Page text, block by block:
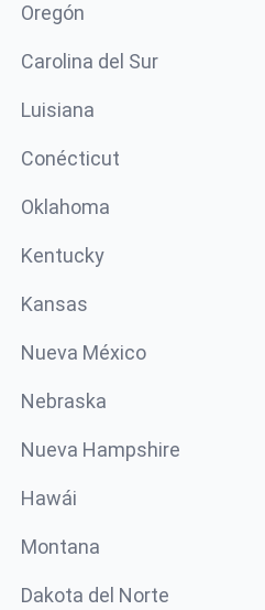
Oregón
Carolina del Sur
Luisiana
Conécticut
Oklahoma
Kentucky
Kansas
Nueva México
Nebraska
Nueva Hampshire
Hawái
Montana
Dakota del Norte